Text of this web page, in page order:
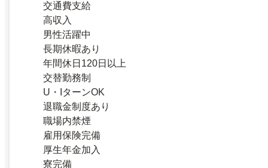
交通費支給
高収入
男性活躍中
長期休暇あり
年間休日120日以上
交替勤務制
U・IターンOK
退職金制度あり
職場内禁煙
雇用保険完備
厚生年金加入
寮完備